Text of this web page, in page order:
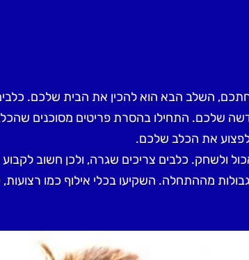
השלב הבא הוא להכין את הבית שלכם. כלבים
שלכם. התחילו בהסרת פריטים מסוכנים שהכלב
את הכלב שלכם.
ולשחק. כלבים צריכים שגרה, ולכן חשוב
מההתחלה. השקיעו בכלי אילוף כמו